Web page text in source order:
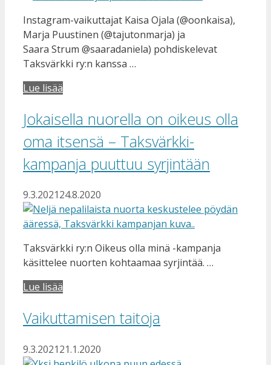
Instagram-vaikuttajat Kaisa Ojala (@oonkaisa),
Marja Puustinen (@tajutonmarja) ja
Saara Strum @saaradaniela) pohdiskelevat
Taksvärkki ry:n kanssa …
Lue lisää
Jokaisella nuorella on oikeus olla
oma itsensä – Taksvärkki-
kampanja puuttuu syrjintään
9.3.202124.8.2020
Taksvärkki ry:n Oikeus olla minä -kampanja
käsittelee nuorten kohtaamaa syrjintää. …
Lue lisää
Vaikuttamisen taitoja
9.3.202121.1.2020